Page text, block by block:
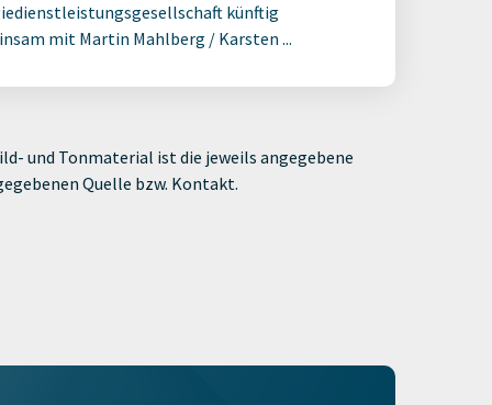
künftig
mit Martin Mahlberg / Karsten ...
und Tonmaterial ist die jeweils angegebene
Quelle bzw. Kontakt.